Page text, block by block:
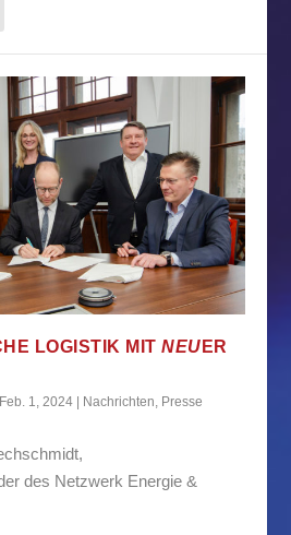
LOGISTIK MITNEU ER
Feb. 1, 2024 | Nachrichten Presse
des Netzwerk Energie &